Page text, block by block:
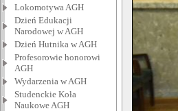
Lokomotywa AGH
Dzień Edukacji
Narodowej w AGH
Dzień Hutnika w AGH
Profesorowie honorowi
AGH
Wydarzenia w AGH
Studenckie Koła
Naukowe AGH